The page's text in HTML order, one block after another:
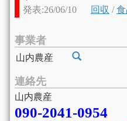
発表:26/06/10 回収 /
事業者
山内農産
連絡先
山内農産
090-2041-0954